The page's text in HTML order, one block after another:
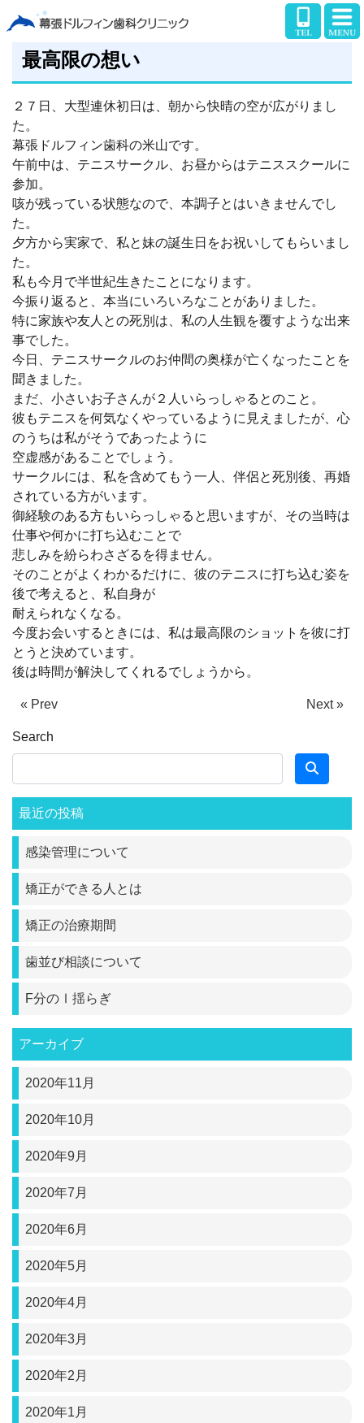
最高限の想い
２７日、大型連休初日は、朝から快晴の空が広がりまし
た。
幕張ドルフィン歯科の米山です。
午前中は、テニスサークル、お昼からはテニススクールに
参加。
咳が残っている状態なので、本調子とはいきませんでし
た。
夕方から実家で、私と妹の誕生日をお祝いしてもらいまし
た。
私も今月で半世紀生きたことになります。
今振り返ると、本当にいろいろなことがありました。
特に家族や友人との死別は、私の人生観を覆すような出来
事でした。
今日、テニスサークルのお仲間の奥様が亡くなったことを
聞きました。
まだ、小さいお子さんが２人いらっしゃるとのこと。
彼もテニスを何気なくやっているように見えましたが、心
のうちは私がそうであったように
空虚感があることでしょう。
サークルには、私を含めてもう一人、伴侶と死別後、再婚
されている方がいます。
御経験のある方もいらっしゃると思いますが、その当時は
仕事や何かに打ち込むことで
悲しみを紛らわさざるを得ません。
そのことがよくわかるだけに、彼のテニスに打ち込む姿を
後で考えると、私自身が
耐えられなくなる。
今度お会いするときには、私は最高限のショットを彼に打
とうと決めています。
後は時間が解決してくれるでしょうから。
« Prev Next »
Search
最近の投稿
感染管理について
矯正ができる人とは
矯正の治療期間
歯並び相談について
F分のⅠ揺らぎ
アーカイブ
2020年11月
2020年10月
2020年9月
2020年7月
2020年6月
2020年5月
2020年4月
2020年3月
2020年2月
2020年1月